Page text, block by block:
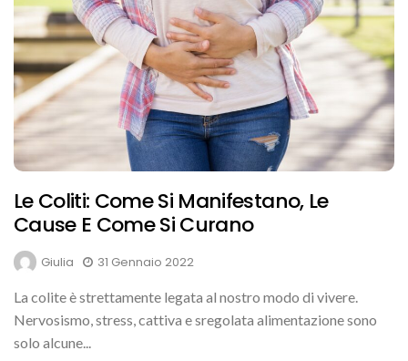
Le Coliti: Come Si Manifestano, Le
Cause E Come Si Curano
Giulia
31 Gennaio 2022
La colite è strettamente legata al nostro modo di vivere.
Nervosismo, stress, cattiva e sregolata alimentazione sono
solo alcune...